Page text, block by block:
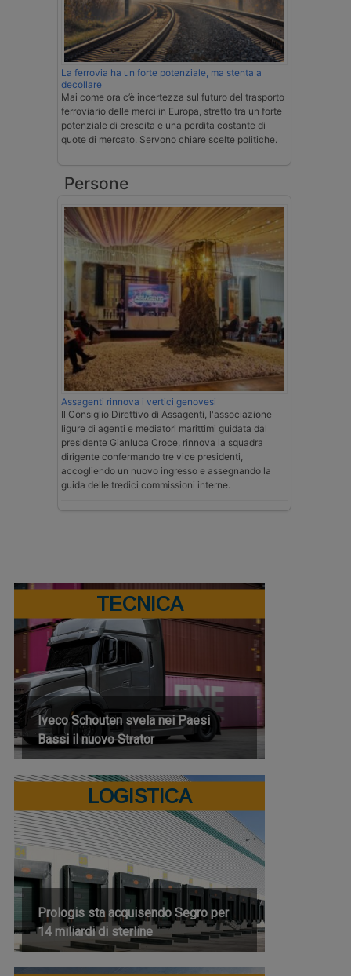
La ferrovia ha un forte potenziale, ma stenta a
decollare
Mai come ora c’è incertezza sul futuro del trasporto
ferroviario delle merci in Europa, stretto tra un forte
potenziale di crescita e una perdita costante di
quote di mercato. Servono chiare scelte politiche.
Persone
Assagenti rinnova i vertici genovesi
Il Consiglio Direttivo di Assagenti, l'associazione
ligure di agenti e mediatori marittimi guidata dal
presidente Gianluca Croce, rinnova la squadra
dirigente confermando tre vice presidenti,
accogliendo un nuovo ingresso e assegnando la
guida delle tredici commissioni interne.
TECNICA
Iveco Schouten svela nei Paesi
Bassi il nuovo Strator
LOGISTICA
Prologis sta acquisendo Segro per
14 miliardi di sterline